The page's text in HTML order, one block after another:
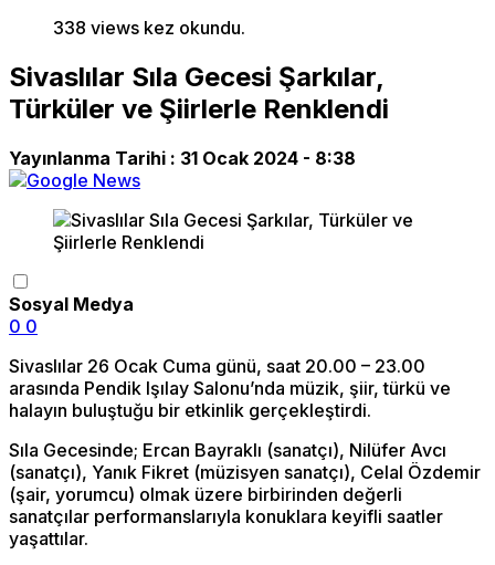
338 views kez okundu.
Sivaslılar Sıla Gecesi Şarkılar,
Türküler ve Şiirlerle Renklendi
Yayınlanma Tarihi : 31 Ocak 2024 - 8:38
Sosyal Medya
0 0
Sivaslılar 26 Ocak Cuma günü, saat 20.00 – 23.00
arasında Pendik Işılay Salonu’nda müzik, şiir, türkü ve
halayın buluştuğu bir etkinlik gerçekleştirdi.
Sıla Gecesinde; Ercan Bayraklı (sanatçı), Nilüfer Avcı
(sanatçı), Yanık Fikret (müzisyen sanatçı), Celal Özdemir
(şair, yorumcu) olmak üzere birbirinden değerli
sanatçılar performanslarıyla konuklara keyifli saatler
yaşattılar.